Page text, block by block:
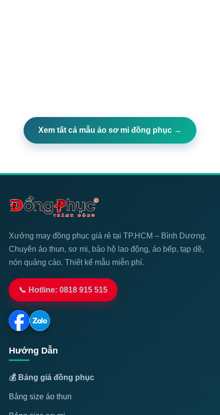
Xem tất cả mẫu áo sơ mi đồng phục →
Xưởng may đồng phục giá rẻ tại TP.HCM – Bình Dương.
Chuyên áo thun, sơ mi, bảo hộ lao động, áo bếp, tạp dề,
nón quảng cáo. Thiết kế mẫu miễn phí.
📞 Hotline: 0818 915 515
Hướng Dẫn
💰 Bảng giá đồng phục
Bảng size áo thun